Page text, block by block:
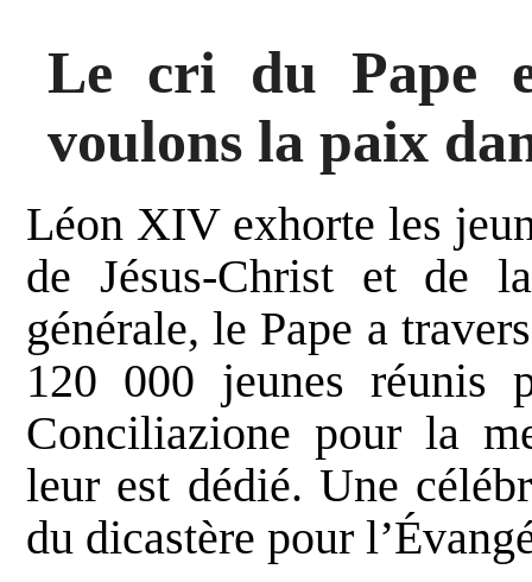
Le cri du Pape
voulons la paix
Léon XIV exhorte les
de Jésus-Christ et de
générale, le Pape a
120 000 jeunes réunis
Conciliazione pour la
leur est dédié. Une
du dicastère pour